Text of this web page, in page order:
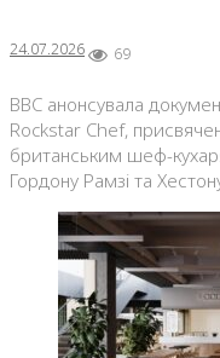
24.07.2026 69
BBC анонсувала
Rockstar Chef,
британським шеф-
Гордону Рамзі та